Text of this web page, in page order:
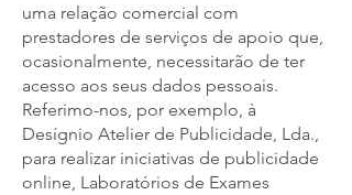
uma relação comercial com
prestadores de serviços de apoio que,
ocasionalmente, necessitarão de ter
acesso aos seus dados pessoais.
Referimo-nos, por exemplo, à
Desígnio Atelier de Publicidade, Lda.,
para realizar iniciativas de publicidade
online, Laboratórios de Exames